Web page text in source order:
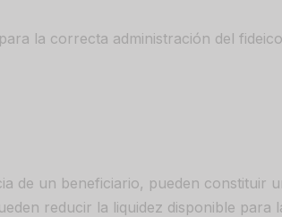
la correcta administración del
de un beneficiario, pueden constituir
reducir la liquidez disponible para